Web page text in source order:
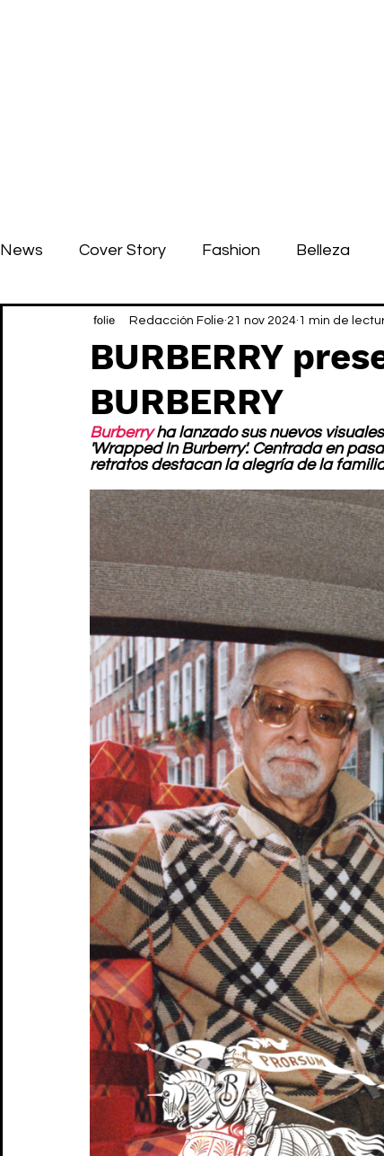
News Cover Story Fashion Belleza
BURBERRY
BURBERRY
Redacción Folie 21 nov 2024 1 min de
Burberry ha lanzado sus nuevos
'Wrapped In Burberry'. Centrada en
retratos destacan la alegría de la